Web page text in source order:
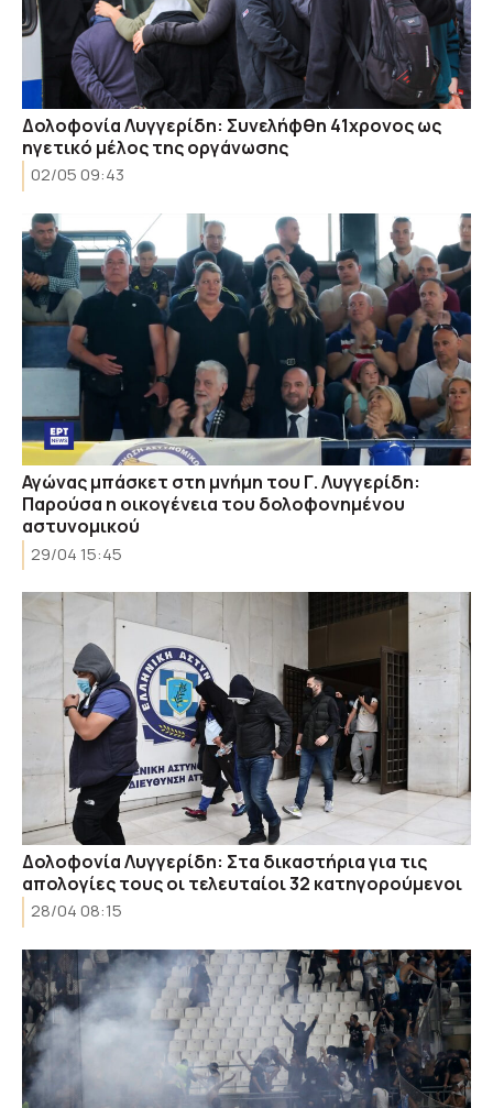
Δολοφονία Λυγγερίδη: Συνελήφθη 41χρονος ως
ηγετικό μέλος της οργάνωσης
02/05 09:43
Αγώνας μπάσκετ στη μνήμη του Γ. Λυγγερίδη:
Παρούσα η οικογένεια του δολοφονημένου
αστυνομικού
29/04 15:45
Δολοφονία Λυγγερίδη: Στα δικαστήρια για τις
απολογίες τους οι τελευταίοι 32 κατηγορούμενοι
28/04 08:15